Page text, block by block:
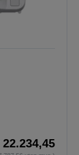
22.234,45